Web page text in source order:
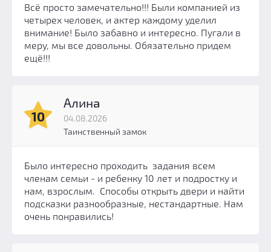
Всё просто замечательно!!! Были компанией из
четырех человек, и актер каждому уделил
внимание! Было забавно и интересно. Пугали в
меру, мы все довольны. Обязательно придем
ещё!!!
10
Алина
04.08.2026
Таинственный замок
Было интересно проходить задания всем
членам семьи - и ребенку 10 лет и подростку и
нам, взрослым. Способы открыть двери и найти
подсказки разнообразные, нестандартные. Нам
очень понравились!